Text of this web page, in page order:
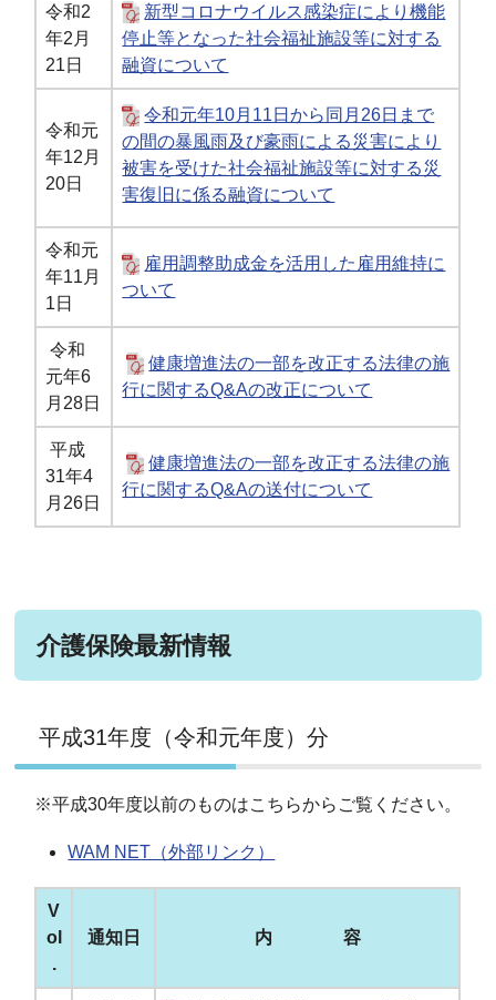
令和2
年2月
21日
新型コロナウイルス感染症により機能
停止等となった社会福祉施設等に対する
融資について
令和元
年12月
20日
令和元年10月11日から同月26日まで
の間の暴風雨及び豪雨による災害により
被害を受けた社会福祉施設等に対する災
害復旧に係る融資について
令和元
年11月
1日
雇用調整助成金を活用した雇用維持に
ついて
令和
元年6
月28日
健康増進法の一部を改正する法律の施
行に関するQ&Aの改正について
平成
31年4
月26日
健康増進法の一部を改正する法律の施
行に関するQ&Aの送付について
介護保険最新情報
平成31年度（令和元年度）分
※平成30年度以前のものはこちらからご覧ください。
WAM NET（外部リンク）
V
ol
.
通知日 内 容